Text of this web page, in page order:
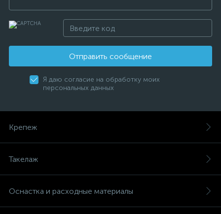
Отправить сообщение
Я даю согласие на обработку моих
персональных данных
Крепеж
Такелаж
Оснастка и расходные материалы